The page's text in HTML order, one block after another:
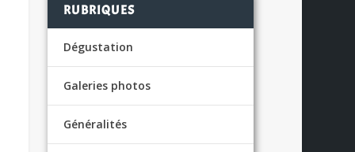
RUBRIQUES
Dégustation
Galeries photos
Généralités